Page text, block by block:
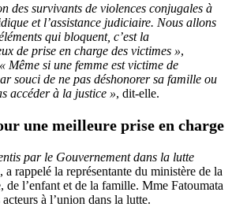
des survivants de violences conjugales à
et l’assistance judiciaire. Nous allons
qui bloquent, c’est la
de prise en charge des victimes »,
« Même si une femme est victime de
souci de ne pas déshonorer sa famille ou
accéder à la justice », dit-elle.
une meilleure prise en charge
par le Gouvernement dans la lutte
, a rappelé la représentante du ministère de la
de l’enfant et de la famille. Mme Fatoumata
à l’union dans la lutte.